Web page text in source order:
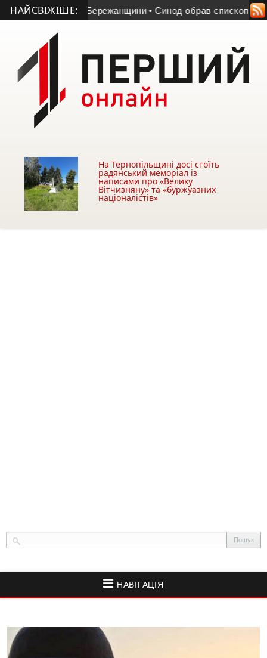
НАЙСВІЖІШЕ:з Бережанщини • Синод обрав єпископа для
На Тернопільщині досі стоїть
радянський меморіал із
написами про «Велику
Вітчизняну» та «буржуазних
націоналістів»
НАВІГАЦІЯ